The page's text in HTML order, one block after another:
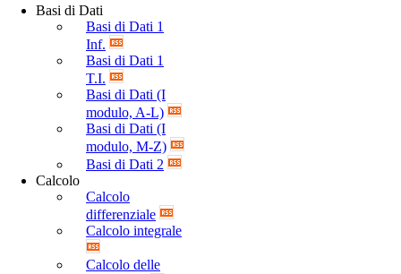
Basi di Dati
Basi di Dati 1
Inf.
Basi di Dati 1
T.I.
Basi di Dati (I
modulo, A-L)
Basi di Dati (I
modulo, M-Z)
Basi di Dati 2
Calcolo
Calcolo
differenziale
Calcolo integrale
Calcolo delle